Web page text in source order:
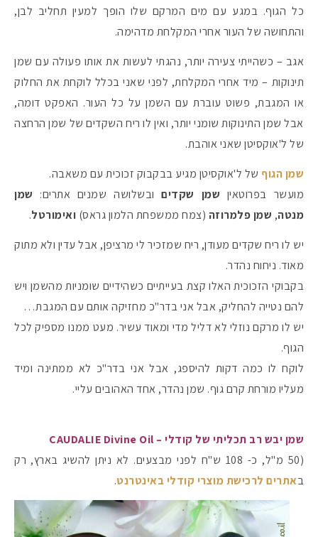
כל הגוף. במגע עם מים המרקם שלו הופך למעין תחליב לבן,
והתחושה של העור אחרי המקלחת מדהימה.
אגב – כשהייתי צעירה יותר, נהגתי לעשות את אותו פעולה עם שמן
תינוקות – מיד אחרי המקלחת, לפני שאני בכלל לוקחת את החלוק
או המגבת, פשוט עוברת עם השמן על כל העור. האפקט דומה,
אבל שמן התינוקות שומני יותר, ואין לו ריח השקדים של שמן הרחצה
של ל'אוקסיטן שאני אוהבת.
שמן הגוף של ל'אוקסיטן מגיע בבקבוק זכוכית עם משאבה.
מועשר בפרוטאין שמן שקדיםובשלושה שמנים אתרים: שמן
מנטה, שמן פלמרוזה (צמח ממשפחת הלמון גראס) ואימורטל.
יש לו ריח שקדים מעודן, ריח שמזכיר לי מרציפן, אבל עדין ולא מתוק
מאוד. ניחוח נהדר.
בקבוקי הזכוכית האלו קצת בעייתיים כשהידיים שומניות מהשמן ויש
להם נטייה להחליק, אבל אני בדר"כ מחזיקה אותם עם המגבת…
יש לו מרקם נוזלי לא דליל מדי ומאוד עשיר. מעט ממנו מספיק לכל
הגוף.
לוקח לו כמה דקות להיספג, אבל אני בדר"כ לא ממתינה ומיד
מעליו מורחת קרם גוף. שמן נהדר, אחד האהובים עליי.
שמן יבש רב תכליתי של קודלי – CAUDALIE Divine Oil
(50 מ"ל, כ- 108 ש"ח לפני מבצעים. לא ניתן להשיג בארץ, רק
באתרים לרכישת מוצרי קודלי באינטרנט.